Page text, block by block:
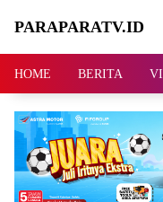
PARAPARATV.ID
Papua
HOME BERITA